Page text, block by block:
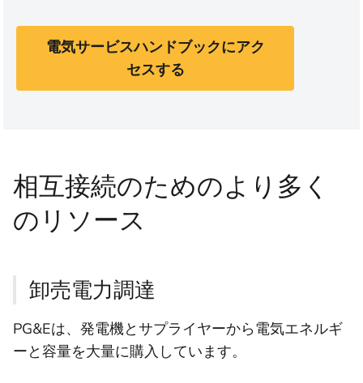
電気サービスハンドブックにアク
セスする
相互接続のためのより多く
のリソース
卸売電力調達
PG&Eは、発電機とサプライヤーから電気エネルギ
ーと容量を大量に購入しています。